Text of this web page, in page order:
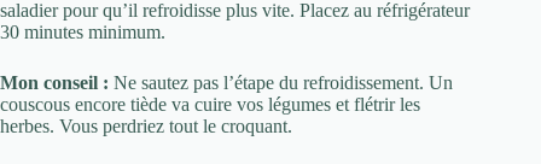
saladier pour qu’il refroidisse plus vite. Placez au réfrigérateur
30 minutes minimum.
Mon conseil : Ne sautez pas l’étape du refroidissement. Un
couscous encore tiède va cuire vos légumes et flétrir les
herbes. Vous perdriez tout le croquant.